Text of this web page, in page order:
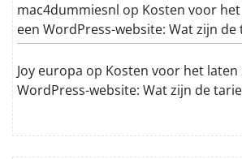
mac4dummiesnl op Kosten voor
een WordPress-website: Wat zijn de
Joy europa op Kosten voor het laten
WordPress-website: Wat zijn de